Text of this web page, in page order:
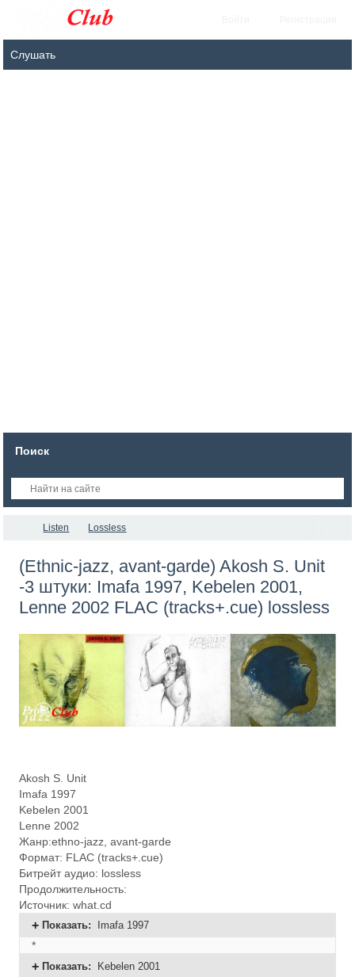
Поиск
Listen Lossless
(Ethnic-jazz, avant-garde) Akosh S. Unit
-3 штуки: Imafa 1997, Kebelen 2001,
Lenne 2002 FLAC (tracks+.cue) lossless
Akosh S. Unit
Imafa 1997
Kebelen 2001
Lenne 2002
Жанр:ethno-jazz, avant-garde
Формат: FLAC (tracks+.cue)
Битрейт аудио: lossless
Продолжительность:
Источник: what.cd
Показать: Imafa 1997
*
Показать: Kebelen 2001